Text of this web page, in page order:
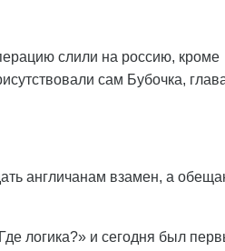
слили на россию, кроме
сам Бубочка,
англичанам взамен, а
логика?» и сегодня был